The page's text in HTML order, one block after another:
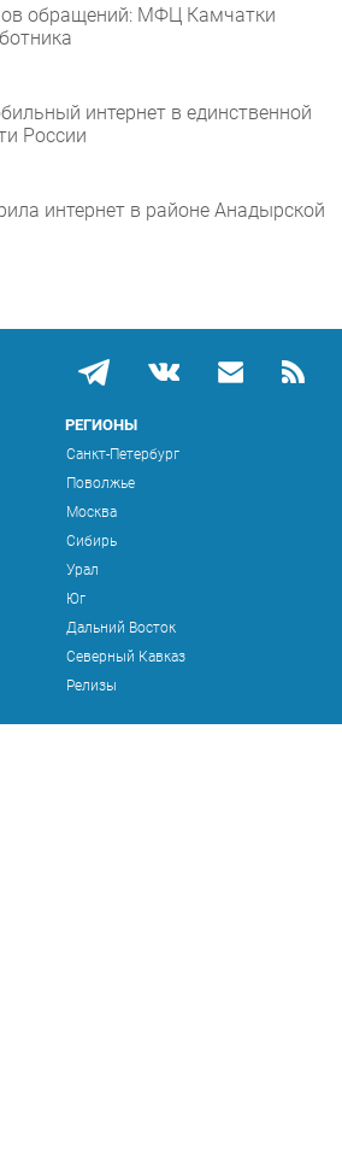
обращений: МФЦ Камчатки
интернет в единственной
России
интернет в районе Анадырской
РЕГИОНЫ
Санкт-Петербург
Поволжье
Москва
Сибирь
Урал
Юг
Дальний Восток
Северный Кавказ
Релизы